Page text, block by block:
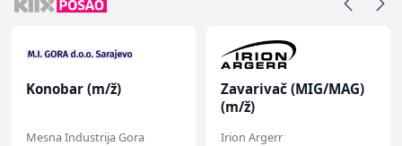
Konobar (m/ž)
Mesna Industrija Gora
Zavarivač (MIG/MAG)
(m/ž)
Irion Argerr